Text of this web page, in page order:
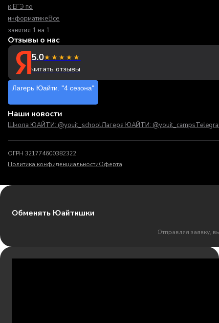
к ЕГЭ по
информатикеВсе
занятия 1 на 1
Отзывы о нас
5.0★★★★★
читать отзывы
Лагерь Юайти. "4 сезона"
Наши новости
Школа ЮАЙТИ: @youit_schoolЛагеря ЮАЙТИ: @youit_camps
ОГРН 321774600382322
Политика конфиденциальностиОферта
Обменять Юайтишки
Отправляя заявку,